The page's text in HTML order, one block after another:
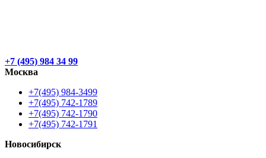
+7 (495) 984 34 99
Москва
+7(495) 984-3499
+7(495) 742-1789
+7(495) 742-1790
+7(495) 742-1791
Новосибирск